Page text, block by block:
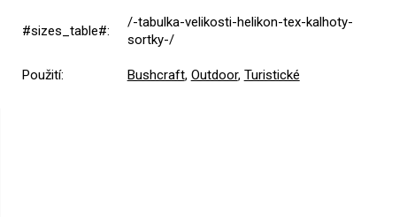
#sizes_table#:
/-tabulka-velikosti-helikon-tex-kalhoty-
sortky-/
Použití: Bushcraft, Outdoor, Turistické